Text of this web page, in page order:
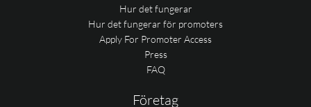
Hur det fungerar
Hur det fungerar för promoters
Apply For Promoter Access
Press
FAQ
Företag